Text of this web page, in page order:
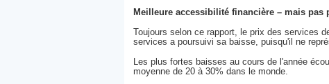
Meilleure accessibilité financière – mais pas
Toujours selon ce rapport, le prix des services
services a poursuivi sa baisse, puisqu'il ne
Les plus fortes baisses au cours de l'année
moyenne de 20 à 30% dans le monde.